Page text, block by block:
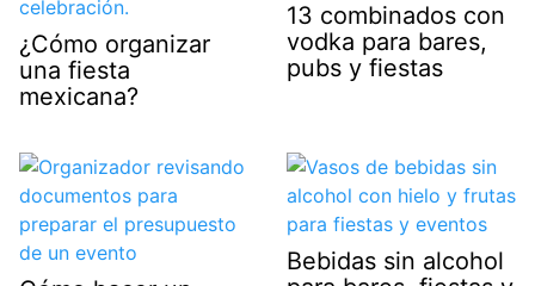
¿Cómo organizar
una fiesta
mexicana?
13 combinados con
vodka para bares,
pubs y fiestas
Bebidas sin alcohol